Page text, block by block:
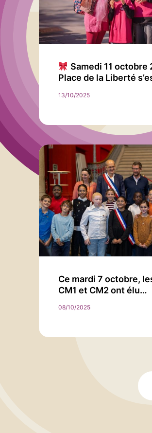
Samedi 11 octobre
Place de la Liberté
13/10/2025
Ce mardi 7 octobre,
CM1 et CM2 ont élu…
08/10/2025